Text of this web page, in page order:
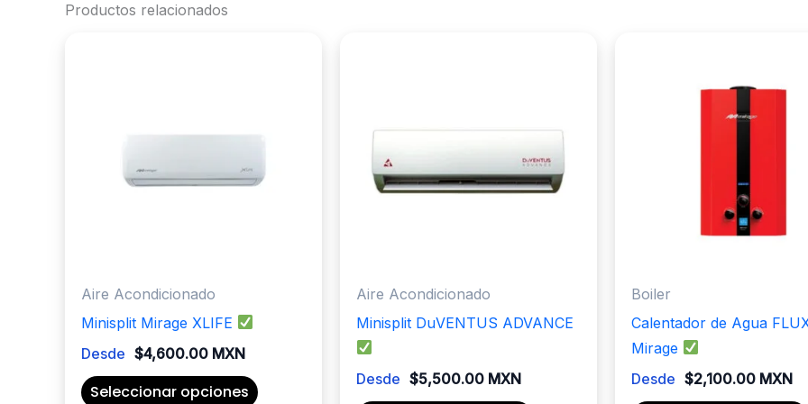
Productos relacionados
Aire Acondicionado
Minisplit Mirage XLIFE
Desde $4,600.00 MXN
Seleccionar opciones
Aire Acondicionado
Minisplit DuVENTUS ADVANCE
Desde $5,500.00 MXN
Boiler
Calentador de Agua
Mirage
Desde $2,100.00 MXN